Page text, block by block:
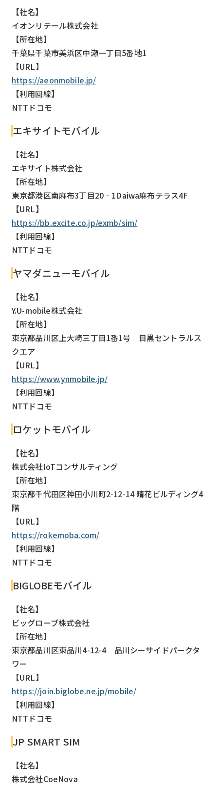
【社名】
イオンリテール株式会社
【所在地】
千葉県千葉市美浜区中瀬一丁目5番地1
【URL】
https://aeonmobile.jp/
【利用回線】
NTTドコモ
エキサイトモバイル
【社名】
エキサイト株式会社
【所在地】
東京都港区南麻布3丁目20‐1Daiwa麻布テラス4F
【URL】
https://bb.excite.co.jp/exmb/sim/
【利用回線】
NTTドコモ
ヤマダニューモバイル
【社名】
Y.U-mobile株式会社
【所在地】
東京都品川区上大崎三丁目1番1号 目黒セントラルス
クエア
【URL】
https://www.ynmobile.jp/
【利用回線】
NTTドコモ
ロケットモバイル
【社名】
株式会社IoTコンサルティング
【所在地】
東京都千代田区神田小川町2-12-14 晴花ビルディング4
階
【URL】
https://rokemoba.com/
【利用回線】
NTTドコモ
BIGLOBEモバイル
【社名】
ビッグローブ株式会社
【所在地】
東京都品川区東品川4-12-4 品川シーサイドパークタ
ワー
【URL】
https://join.biglobe.ne.jp/mobile/
【利用回線】
NTTドコモ
JP SMART SIM
【社名】
株式会社CoeNova